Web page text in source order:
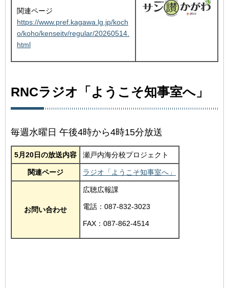
関連ページ
https://www.pref.kagawa.lg.jp/koch
o/koho/kenseitv/regular/20260514.
html
RNCラジオ「ようこそ知事室へ」
毎週水曜日 午後4時から4時15分放送
5月20日の放送内容 瀬戸内海分校プロジェクト
関連ページ ラジオ「ようこそ知事室へ」
お問い合わせ
広聴広報課
電話：087-832-3023
FAX：087-862-4514